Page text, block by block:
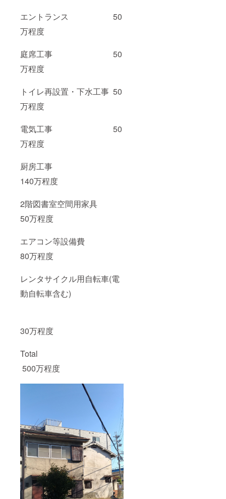
エントランス 50
万程度
庭席工事 50
万程度
トイレ再設置・下水工事 50
万程度
電気工事 50
万程度
厨房工事
140万程度
2階図書室空間用家具
50万程度
エアコン等設備費
80万程度
レンタサイクル用自転車(電
動自転車含む)
30万程度
Total
500万程度